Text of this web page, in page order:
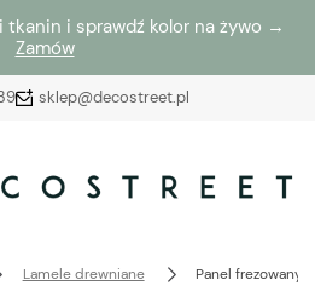
tkanin i sprawdź kolor na żywo →
Zamów
sklep@decostreet.pl
Lamele drewniane Panel frezowany